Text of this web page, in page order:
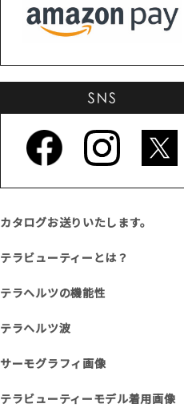
カタログお送りいたします。
テラビューティーとは？
テラヘルツの機能性
テラヘルツ波
サーモグラフィ画像
テラビューティーモデル着用画像